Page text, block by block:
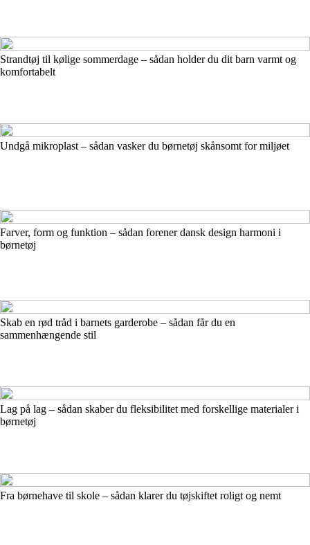
Strandtøj til kølige sommerdage – sådan holder du dit barn varmt og
komfortabelt
Undgå mikroplast – sådan vasker du børnetøj skånsomt for miljøet
Farver, form og funktion – sådan forener dansk design harmoni i
børnetøj
Skab en rød tråd i barnets garderobe – sådan får du en
sammenhængende stil
Lag på lag – sådan skaber du fleksibilitet med forskellige materialer i
børnetøj
Fra børnehave til skole – sådan klarer du tøjskiftet roligt og nemt